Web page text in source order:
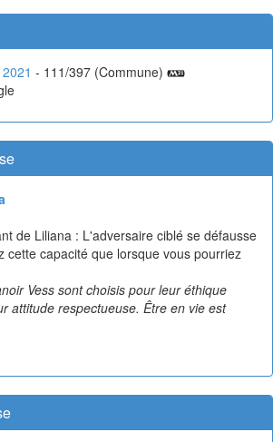
- 111/397 (Commune)
de Liliana : L'adversaire ciblé se défausse
cette capacité que lorsque vous pourriez
Vess sont choisis pour leur éthique
attitude respectueuse. Être en vie est